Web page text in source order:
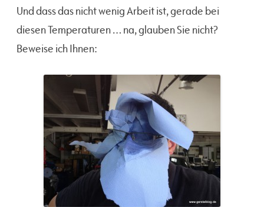
Und dass das nicht wenig Arbeit ist, gerade bei
diesen Temperaturen … na, glauben Sie nicht?
Beweise ich Ihnen: